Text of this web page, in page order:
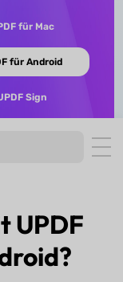
für Mac
für Android
Sign
UPDF